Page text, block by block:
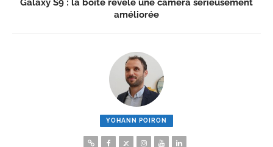
Galaxy S9 : la boîte révèle une caméra sérieusement
améliorée
YOHANN POIRON